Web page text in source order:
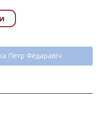
по
Пётр Фёдаравіч